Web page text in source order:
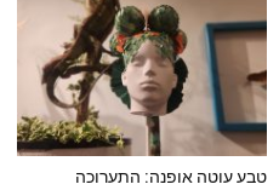
טבע עוטה אופנה: התערוכה